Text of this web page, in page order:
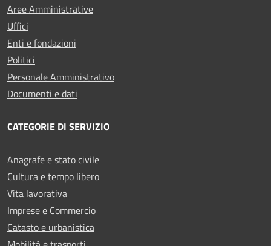
Aree Amministrative
Uffici
Enti e fondazioni
Politici
Personale Amministrativo
Documenti e dati
CATEGORIE DI SERVIZIO
Anagrafe e stato civile
Cultura e tempo libero
Vita lavorativa
Imprese e Commercio
Catasto e urbanistica